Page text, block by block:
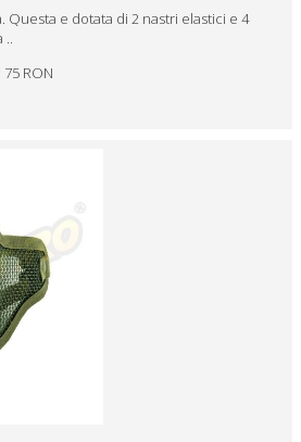
Questa e dotata di 2 nastri elastici e 4
..
RON